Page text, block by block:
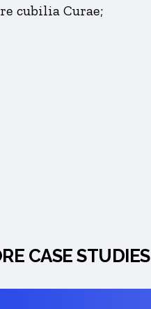
cubilia Curae;
CASE STUDIES